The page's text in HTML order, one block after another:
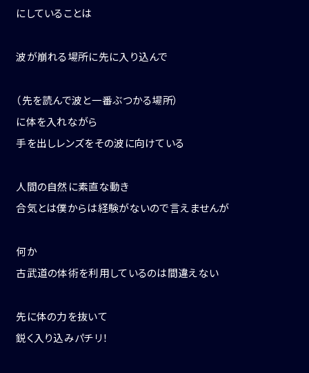
にしていることは
波が崩れる場所に先に入り込んで
（先を読んで波と一番ぶつかる場所）
に体を入れながら
手を出しレンズをその波に向けている
人間の自然に素直な動き
合気とは僕からは経験がないので言えませんが
何か
古武道の体術を利用しているのは間違えない
先に体の力を抜いて
鋭く入り込みパチリ！